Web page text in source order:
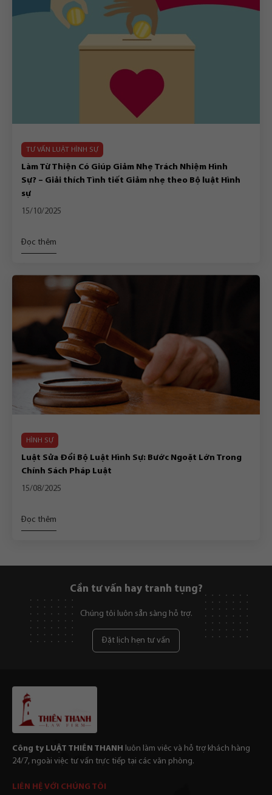
TƯ VẤN LUẬT HÌNH SỰ
Làm Từ Thiện Có Giúp Giảm Nhẹ Trách Nhiệm Hình
Sự? – Giải thích Tình tiết Giảm nhẹ theo Bộ luật Hình
sự
15/10/2025
Đọc thêm
HÌNH SỰ
Luật Sửa Đổi Bộ Luật Hình Sự: Bước Ngoặt Lớn Trong
Chính Sách Pháp Luật
15/08/2025
Đọc thêm
Cần tư vấn hay tranh tụng?
Chúng tôi luôn sẵn sàng hỗ trợ.
Đặt lịch hẹn tư vấn
Công ty LUẬT THIÊN THANH
luôn làm viêc và hỗ trợ khách hàng
24/7, ngoài việc tư vấn trực tiếp tại các văn phòng.
LIÊN HỆ VỚI CHÚNG TÔI